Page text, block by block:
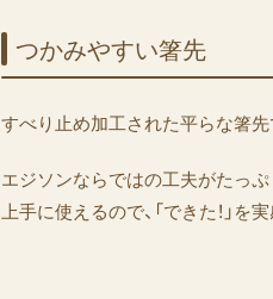
つかみやすい​箸先
すべり止め加工された平らな箸先
エジソンならではの工夫がたっ
上手に使えるので、「できた！」